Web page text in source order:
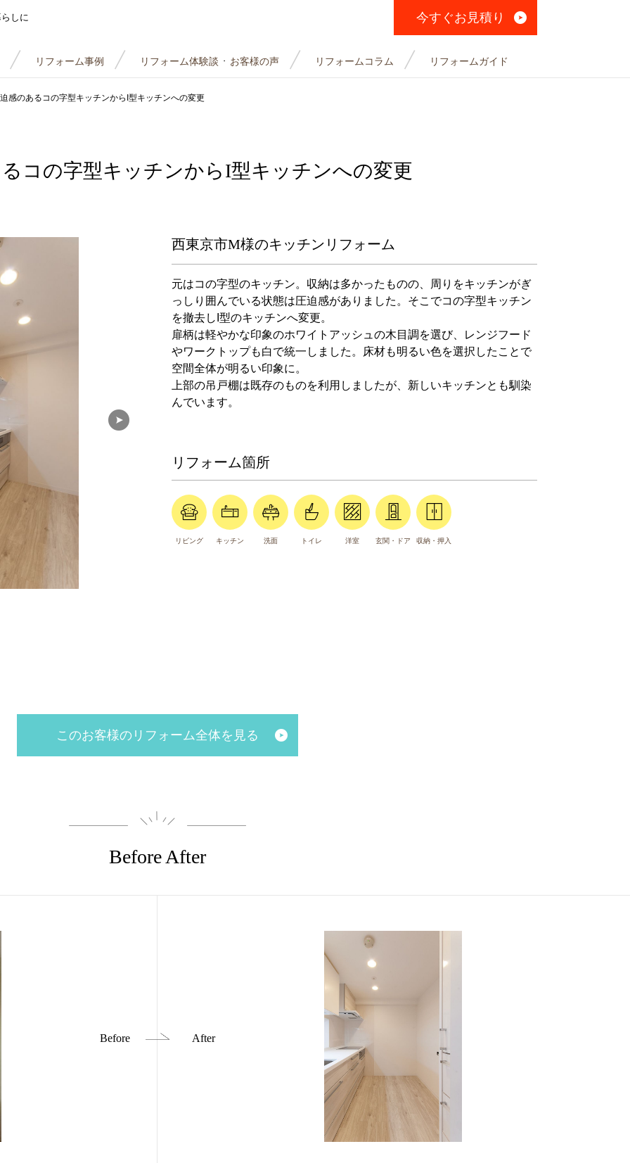
しに 今すぐお見積り
リフォーム事例 リフォーム体験談 ・ お客様の声 リフォームコラム リフォームガイド
感のあるコの字型キッチンからI型キッチンへの変更
コの字型キッチンからI型キッチンへの変更
西東京市M様のキッチンリフォーム
元はコの字型のキッチン。収納は多かったものの、周りをキッチンがぎ
っしり囲んでいる状態は圧迫感がありました。そこでコの字型キッチン
を撤去しI型のキッチンへ変更。
扉柄は軽やかな印象のホワイトアッシュの木目調を選び、レンジフード
やワークトップも白で統一しました。床材も明るい色を選択したことで
空間全体が明るい印象に。
上部の吊戸棚は既存のものを利用しましたが、新しいキッチンとも馴染
んでいます。
リフォーム箇所
リビング キッチン 洗面 トイレ 洋室 玄関・ドア 収納・押入
このお客様のリフォーム全体を見る
Before After